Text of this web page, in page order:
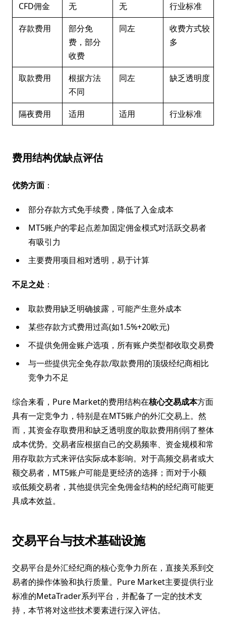
CFD佣金
无 无
行业标准
存款费用
部分免
费，部分
收费
同左
收费方式较
多
取款费用
根据方法
不同
同左 缺乏透明度
隔夜费用 适用 适用 行业标准
费用结构优缺点评估
优势方面 ：
部分存款方式免手续费，降低了入金成本
MT5账户的零起点差加固定佣金模式对活跃交易者
有吸引力
主要费用项目相对透明，易于计算
不足之处 ：
取款费用缺乏明确披露，可能产生意外成本
某些存款方式费用过高(如1.5%+20欧元)
不提供免佣金账户选项，所有账户类型都收取交易费
与一些提供完全免存款/取款费用的顶级经纪商相比
竞争力不足
综合来看，Pure Market的费用结构在核心交易成本方面
具有一定竞争力，特别是在MT5账户的外汇交易上。然
而，其资金存取费用和缺乏透明度的取款费用削弱了整体
成本优势。交易者应根据自己的交易频率、资金规模和常
用存取款方式来评估实际成本影响。对于高频交易者或大
额交易者，MT5账户可能是更经济的选择；而对于小额
或低频交易者，其他提供完全免佣金结构的经纪商可能更
具成本效益。
交易平台与技术基础设施
交易平台是外汇经纪商的核心竞争力所在，直接关系到交
易者的操作体验和执行质量。Pure Market主要提供行业
标准的MetaTrader系列平台，并配备了一定的技术支
持，本节将对这些技术要素进行深入评估。